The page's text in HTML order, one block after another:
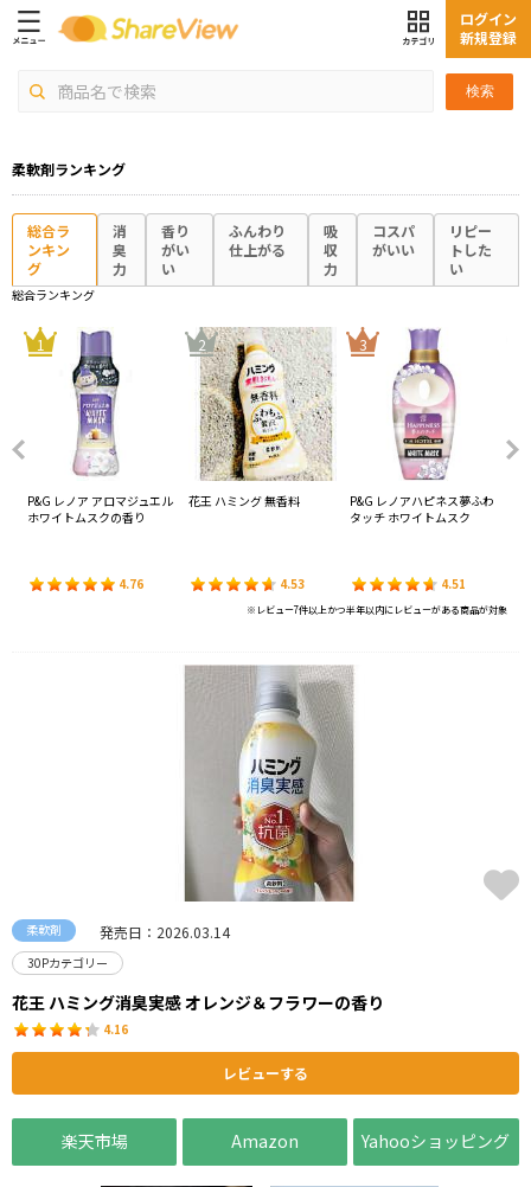
検索
ログイン
新規登録
柔軟剤ランキング
総合ラ
ンキン
グ
消
臭
力
香り
がい
い
ふんわり
仕上がる
吸
収
力
コスパ
がいい
リピー
トした
い
総合ランキング
1
P&G レノア アロマジュエル
ホワイトムスクの香り
4.76
2
花王 ハミング 無香料
4.53
3
P&G レノアハピネス夢ふわ
タッチ ホワイトムスク
4.51
※レビュー7件以上かつ半年以内にレビューがある商品が対象
柔軟剤 発売日：2026.03.14
30Pカテゴリー
花王 ハミング消臭実感 オレンジ＆フラワーの香り
4.16
レビューする
楽天市場 Amazon Yahooショッピング